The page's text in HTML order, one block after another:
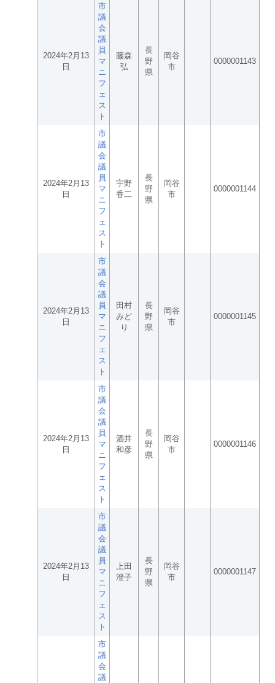
2024年2月13
日
市
議
会
議
員
マ
ニ
フ
ェ
ス
ト
藤森
弘
長
野
県
岡谷
市
0000001143
2024年2月13
日
市
議
会
議
員
マ
ニ
フ
ェ
ス
ト
宇野
香二
長
野
県
岡谷
市
0000001144
2024年2月13
日
市
議
会
議
員
マ
ニ
フ
ェ
ス
ト
田村
みど
り
長
野
県
岡谷
市
0000001145
2024年2月13
日
市
議
会
議
員
マ
ニ
フ
ェ
ス
ト
酒井
和彦
長
野
県
岡谷
市
0000001146
2024年2月13
日
市
議
会
議
員
マ
ニ
フ
ェ
ス
ト
上田
澄子
長
野
県
岡谷
市
0000001147
市
議
会
議